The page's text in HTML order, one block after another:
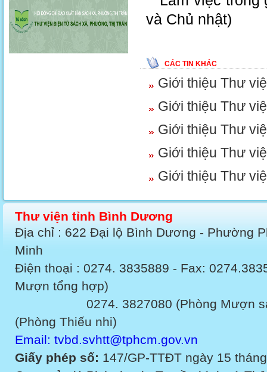
và Chủ nhật)
CÁC TIN KHÁC
Giới thiệu Thư
Giới thiệu Thư
Giới thiệu Thư
Giới thiệu Thư
Giới thiệu Thư
Thư viện tỉnh Bình Dương
Địa chỉ : 622 Đại lộ Bình Dương - Phường
Minh
Điện thoại : 0274. 3835889 - Fax:
Mượn tổng hợp)
0274. 3827080 (Phòng Mượn sách
(Phòng Thiếu nhi)
Email: tvbd.svhtt@tphcm.gov.vn
Giấy phép số: 147/GP-TTĐT ngày 15